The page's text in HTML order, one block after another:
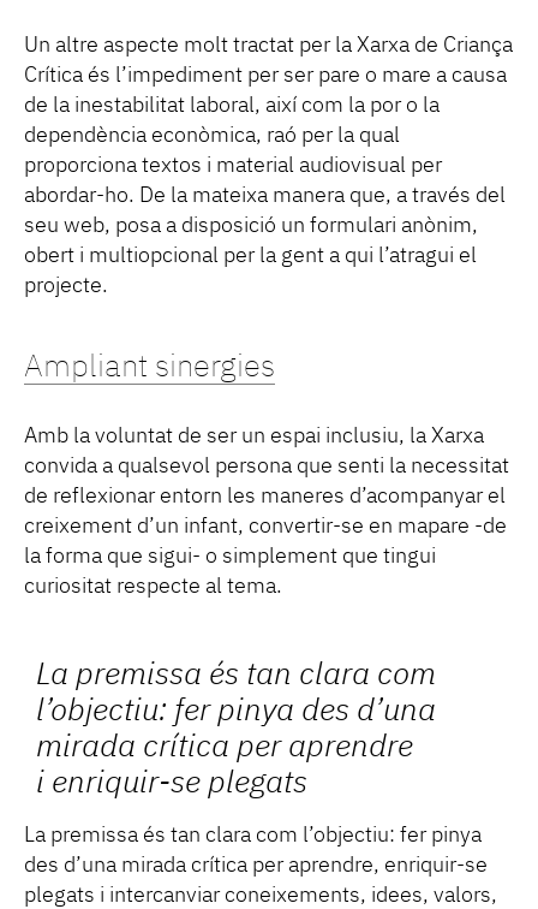
Un altre aspecte molt tractat per la Xarxa de Criança
Crítica és l’impediment per ser pare o mare a causa
de la inestabilitat laboral, així com la por o la
dependència econòmica, raó per la qual
proporciona textos i material audiovisual per
abordar-ho. De la mateixa manera que, a través del
seu web, posa a disposició un formulari anònim,
obert i multiopcional per la gent a qui l’atragui el
projecte.
Ampliant sinergies
Amb la voluntat de ser un espai inclusiu, la Xarxa
convida a qualsevol persona que senti la necessitat
de reflexionar entorn les maneres d’acompanyar el
creixement d’un infant, convertir-se en mapare -de
la forma que sigui- o simplement que tingui
curiositat respecte al tema.
La premissa és tan clara com
l’objectiu: fer pinya des d’una
mirada crítica per aprendre
i enriquir-se plegats
La premissa és tan clara com l’objectiu: fer pinya
des d’una mirada crítica per aprendre, enriquir-se
plegats i intercanviar coneixements, idees, valors,